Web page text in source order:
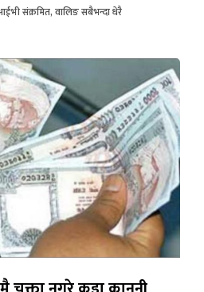
संक्रमित, वालिङ सबैभन्दा धेरै